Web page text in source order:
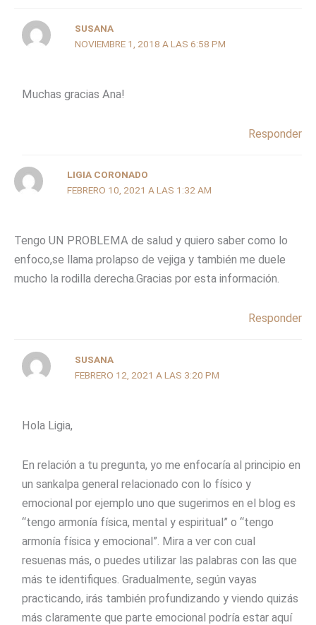
SUSANA
NOVIEMBRE 1, 2018 A LAS 6:58 PM
Muchas gracias Ana!
Responder
LIGIA CORONADO
FEBRERO 10, 2021 A LAS 1:32 AM
Tengo UN PROBLEMA de salud y quiero saber como lo
enfoco,se llama prolapso de vejiga y también me duele
mucho la rodilla derecha.Gracias por esta información.
Responder
SUSANA
FEBRERO 12, 2021 A LAS 3:20 PM
Hola Ligia,
En relación a tu pregunta, yo me enfocaría al principio en
un sankalpa general relacionado con lo físico y
emocional por ejemplo uno que sugerimos en el blog es
“tengo armonía física, mental y espiritual” o “tengo
armonía física y emocional”. Mira a ver con cual
resuenas más, o puedes utilizar las palabras con las que
más te identifiques. Gradualmente, según vayas
practicando, irás también profundizando y viendo quizás
más claramente que parte emocional podría estar aquí